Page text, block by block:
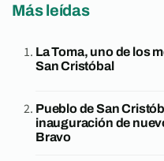
Más leídas
La Toma, uno de los
San Cristóbal
Pueblo de San
inauguración de
Bravo